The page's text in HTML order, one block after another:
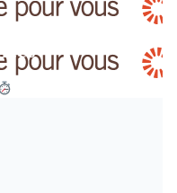
d’une nouvelle